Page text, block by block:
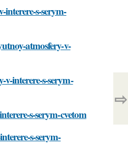
s-serym-
atmosfery-v-
interere-s-serym-
s-serym-cvetom
s-serym-
⇨